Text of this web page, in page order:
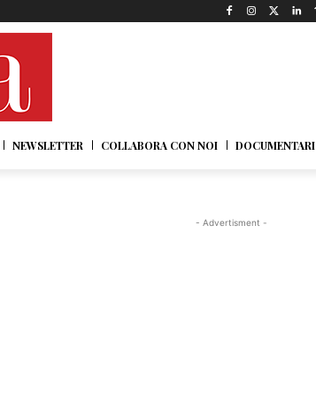
NEWSLETTER COLLABORA CON NOI DOCUMENTARI
- Advertisment -